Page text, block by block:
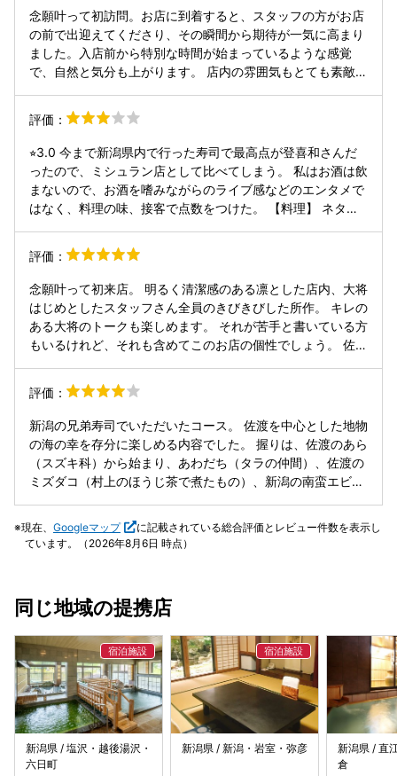
ました。つまみと鮨が交互に提供されました((ツ):ツマミ)
(ツ) 佐渡ホタルイカ、うるい、酢味噌和え →春を感じる先付
でした。 (鮨) 佐渡のアラ(スズキの仲間, ≠九州のアラ) →弾
力が心地良い (鮨)サクラマス →肉厚ねっとりで余韻がありま
マッチ (鮨)南蛮エビ(甘エビ) →ねっとり、甘い！ (鮨)佐渡の
した。柔らかくてトロける美味しさ！ (ツ)アオサと梅の茶碗
蒸し →ノリの良い香りが広がりました (鮨)佐渡マグロ 赤身
→ゼリーのように柔らかい (鮨)佐渡マグロ トロ →脂多めで
旨味はやや少なめ (ツ)佐渡あんこう肝 →柔らかい！ほのかに
甘いタレが美味しい (鮨)コウイカ with 生姜 → コリッとした
歯ごたえがあるのに、噛むほどに柔らかい。絶妙な食感！
イ貝串焼き →香ばしい！ (鮨)アワダチ →なかなかの弾力
(鮨)中トロ漬け、スルメイカのペースト入り →トロの旨味と
イカのワタのコクが良い相性 (ツ)村上のもずく (鮨)毛蟹(手
巻き) ・あら汁 ・太巻き(たまご、かんぴょう、くるみ) ・た
以外はすべて新潟産で、改めて新潟が誇る食材の層の厚さを
実感しました。 飲み物はお茶だけを頂きました。この後車運
転のため新潟の美味しいお酒が飲めず、とても残念でした。
大将は一品毎に、食材や調理法をとても丁寧に説明してくだ
さいました。スタッフの方々も感じが良く、終始心地よい時
間を過ごせました。 お会計はほぼ50K円でした。 新潟の魚
介を存分に堪能しました。 ご馳走様でした。
念願叶って初訪問。お店に到着すると、スタッフの方がお店
の前で出迎えてくださり、その瞬間から期待が一気に高まり
ました。入店前から特別な時間が始まっているような感覚
で、自然と気分も上がります。 店内の雰囲気もとても素敵
印象的だったのは、お店全体に流れる空気感です。周りのお
客さんもみなさん本当に楽しそうに過ごされていて、お店全
体が明るく幸せな雰囲気に包まれていました。 そんな素敵な
空間の中でいただくお食事は、もちろん期待以上。どのお料
理も丁寧に作られていて、一品一品に感動がありました。美
味しいだけではなく、その場の雰囲気やサービスも含めて楽
しめるので、食事の時間そのものが特別な体験になります。
力にあふれたお店でした。念願だった訪問でしたが、期待を
できました。またぜひ伺いたいです。
評価：
⭐︎3.0 今まで新潟県内で行った寿司で最高点が登喜和さんだ
ったので、ミシュラン店として比べてしまう。 私はお酒は飲
まないので、お酒を嗜みながらのライブ感などのエンタメで
はなく、料理の味、接客で点数をつけた。 【料理】 ネタの
すぎる。ネタの旨味をダメにしている。登喜和さんのよう
な、ネタとシャリの一体感がない。握りは粒と粒の間に空間
があり一口噛むと解けてしまう。二口で食べ終わるが手の先
に7.8粒程残ってしまう。ご飯は硬め炊きなのは分かるけ
ど、一等米ではないね。ご飯自体の旨味少ない。 ネタの仕込
みも微妙。真鯛、サワラ、スルメイカ、牡蠣、白子は生臭さ
が若干あり。スルメイカや白子に関しては「醤油だと強過ぎ
方でカバーしてくれた方が食べやすかった。 大アナゴ焼き、
雲丹も普通に美味しかった。 ガリは砂糖なしの酢のみで不味
い。 スペシャリテの南蛮海老は大きめ、新鮮で口当たり良い
のに、酢がきついシャリと握りで残念。 マグロは中トロも赤
身も、熟成はされてたけど登喜和さんの方が旨味が引きださ
れてシャリとの絶妙な融合感があった。 ちなみにここの店主
は熟成9日と言っていたが、登喜和さんは熟成20日と言って
いた。登喜和さんの熟成の方が段違いに繊細な奥行きや口溶
かれてるのが卵と酢の物なので酢が効き過ぎた酢飯と相まっ
て、ただの酸っぱい太巻き。原信の惣菜コーナーの太巻きの
が美味しい。 【接客】 若いお弟子さん達の方が接遇できて
る。店主は、感じ悪い。「何日間くらい熟成されたんです
か？」の問いに「9日間です。」とそっけなく、さっと離れ
る。繋がる会話はしようとしない。 お弟子さんにもカウンタ
ー内でメンチ切って睨んだり、通りすがりに小声で「ど
け。」と言ったり。お客さんは見てるところは見てますか
ら。良い気分で楽しむことができなかった。
評価：
念願叶って初来店。 明るく清潔感のある凛とした店内、大将
はじめとしたスタッフさん全員のきびきびした所作。 キレの
ある大将のトークも楽しめます。 それが苦手と書いている方
もいるけれど、それも含めてこのお店の個性でしょう。 佐渡
数々、美しい料理の数々。 マグロやブリは言わずもがな、ア
ジや鰆はこれまでの概念を覆されました。 お酒も楽しみ、こ
の価格はお得感すらある素晴らしいお店でした。 また必ずや
伺いたい。
評価：
新潟の兄弟寿司でいただいたコース。 佐渡を中心とした地物
の海の幸を存分に楽しめる内容でした。 握りは、佐渡のあら
（スズキ科）から始まり、あわだち（タラの仲間）、佐渡の
ミズダコ（村上のほうじ茶で煮たもの）、新潟の南蛮エビ。
地元ならではのネタが続きます。 途中には、あおさと梅の茶
碗蒸し。 佐渡の定置網のマグロ（中トロ〜大トロの間）、佐
た太巻き、そして村上の紅茶。 地元の食材を活かした握りと
いただく時間は、寿司屋ならではの醍醐味。 今回もあっとい
う間の2時間半でした。
現在、 Googleマップ
に記載されている総合評価とレビュー件数を表示し
ています。（2026年8月6日 時点）
同じ地域の提携店
新潟県 / 塩沢・越後湯沢・
六日町
新潟県 / 新潟・岩室・弥彦
新潟県 / 直
倉